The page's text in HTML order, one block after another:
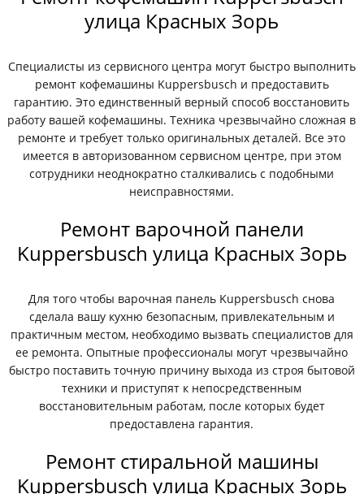
улица Красных Зорь
Специалисты из сервисного центра могут быстро выполнить
ремонт кофемашины Kuppersbusch и предоставить
гарантию. Это единственный верный способ восстановить
работу вашей кофемашины. Техника чрезвычайно сложная в
ремонте и требует только оригинальных деталей. Все это
имеется в авторизованном сервисном центре, при этом
сотрудники неоднократно сталкивались с подобными
неисправностями.
Ремонт варочной панели
Kuppersbusch улица Красных Зорь
Для того чтобы варочная панель Kuppersbusch снова
сделала вашу кухню безопасным, привлекательным и
практичным местом, необходимо вызвать специалистов для
ее ремонта. Опытные профессионалы могут чрезвычайно
быстро поставить точную причину выхода из строя бытовой
техники и приступят к непосредственным
восстановительным работам, после которых будет
предоставлена гарантия.
Ремонт стиральной машины
Kuppersbusch улица Красных Зорь